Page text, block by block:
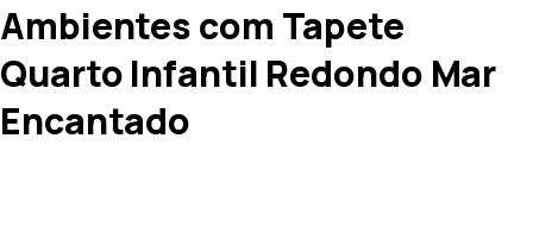
Ambientes com Tapete
Quarto Infantil Redondo Mar
Encantado